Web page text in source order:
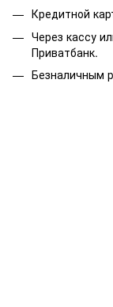
Кредитной
Через кассу
Приватбанк.
Безналичным